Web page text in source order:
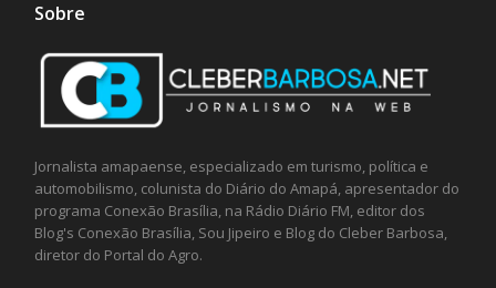
Sobre
Jornalista amapaense, especializado em turismo, política e
automobilismo, colunista do Diário do Amapá, apresentador do
programa Conexão Brasília, na Rádio Diário FM, editor dos
Blog's Conexão Brasília, Sou Jipeiro e Blog do Cleber Barbosa,
diretor do Portal do Agro.